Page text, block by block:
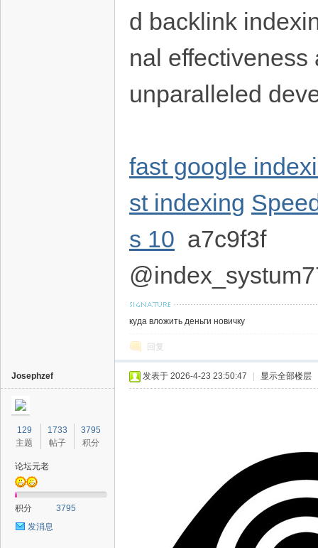
d backlink
nal
unparalleled
fast google
st indexing
s 10 a7c9f3f
куда вложить деньги новичку
回复
Josephzef
129
主题
1733
帖子
3795
积分
论坛元老
积分
3795
发消息
发表于 2026-4-23 23:50:47 显示全部楼层